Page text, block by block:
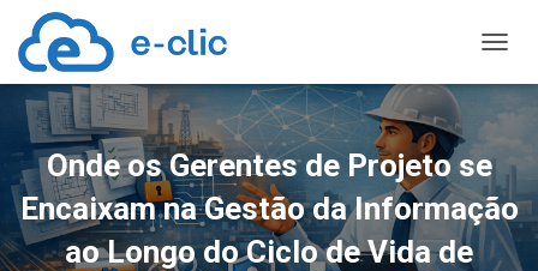
Onde os Gerentes de Projeto se
Encaixam na Gestão da Informação
ao Longo do Ciclo de Vida de